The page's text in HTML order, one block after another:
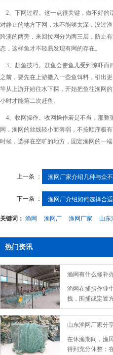
2、下网过程。这一点很关键，做不好的
对静止的地方下网，水不能够太深，没过
跨溪的两旁，来回拉网分为两三层，防止
态，这样鱼才不轻易发现有网的存在。
3、赶鱼技巧。赶鱼会使鱼儿受到惊吓而
之前，要先在上游撒入一些鱼饵料，引出
竿从上游开始往水下探，开始把鱼往渔网
小时才能第二次赶鱼。
4、收网操作。收网操作若是不当，那整
网，渔网的丝线轻小而薄弱，不按顺序极
时候，选择在空旷的地方，固定渔网的一
上一条 ： 渔网厂家介绍几种与众
下一条 ： 渔网厂介绍如何选择合
关键词： 渔网 渔网厂 渔网厂家 山东
热门资讯
渔网有什么修补
渔网在捕捞作业
拽，围捕或定置
渔网存放期间，
山东渔网厂家分
在休渔期间，渔
得到充分休整；